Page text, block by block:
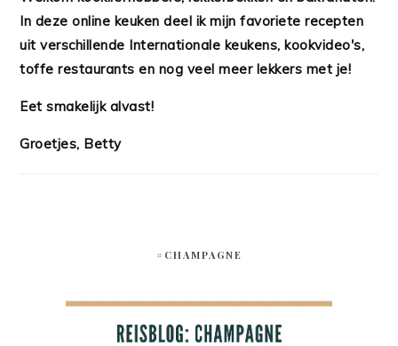
In deze online keuken deel ik mijn favoriete recepten
uit verschillende Internationale keukens, kookvideo's,
toffe restaurants en nog veel meer lekkers met je!
Eet smakelijk alvast!
Groetjes, Betty
#CHAMPAGNE